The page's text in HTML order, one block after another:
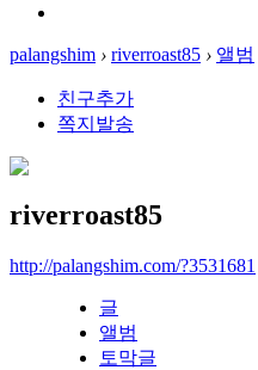
palangshim › riverroast85 › 앨범
친구추가
쪽지발송
riverroast85
http://palangshim.com/?3531681
글
앨범
토막글